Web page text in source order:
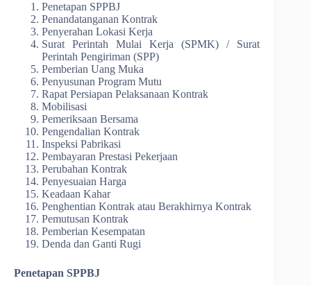
Penetapan SPPBJ
Penandatanganan Kontrak
Penyerahan Lokasi Kerja
Surat Perintah Mulai Kerja (SPMK) / Surat
Perintah Pengiriman (SPP)
Pemberian Uang Muka
Penyusunan Program Mutu
Rapat Persiapan Pelaksanaan Kontrak
Mobilisasi
Pemeriksaan Bersama
Pengendalian Kontrak
Inspeksi Pabrikasi
Pembayaran Prestasi Pekerjaan
Perubahan Kontrak
Penyesuaian Harga
Keadaan Kahar
Penghentian Kontrak atau Berakhirnya Kontrak
Pemutusan Kontrak
Pemberian Kesempatan
Denda dan Ganti Rugi
Penetapan SPPBJ